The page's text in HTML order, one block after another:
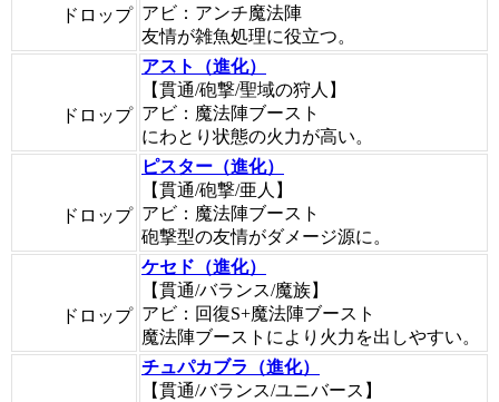
ドロップ アビ：アンチ魔法陣
友情が雑魚処理に役立つ。
ドロップ
アスト（進化）
【貫通/砲撃/聖域の狩人】
アビ：魔法陣ブースト
にわとり状態の火力が高い。
ドロップ
ピスター（進化）
【貫通/砲撃/亜人】
アビ：魔法陣ブースト
砲撃型の友情がダメージ源に。
ドロップ
ケセド（進化）
【貫通/バランス/魔族】
アビ：回復S+魔法陣ブースト
魔法陣ブーストにより火力を出しやすい。
チュパカブラ（進化）
【貫通/バランス/ユニバース】